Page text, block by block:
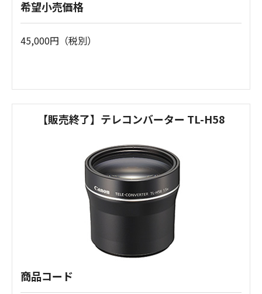
希望小売価格
45,000円（税別）
【販売終了】テレコンバーター TL-H58
商品コード